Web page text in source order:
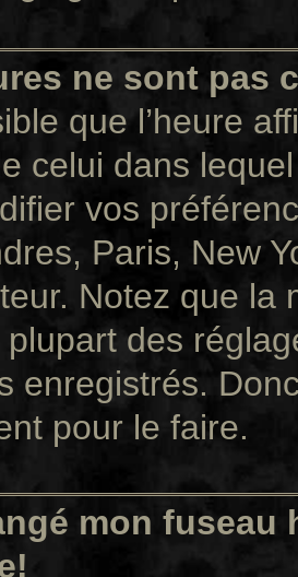
ne sont pas
que l’heure
celui dans
vos
Paris, New
Notez que
des
enregistrés.
pour le faire.
mon fuseau